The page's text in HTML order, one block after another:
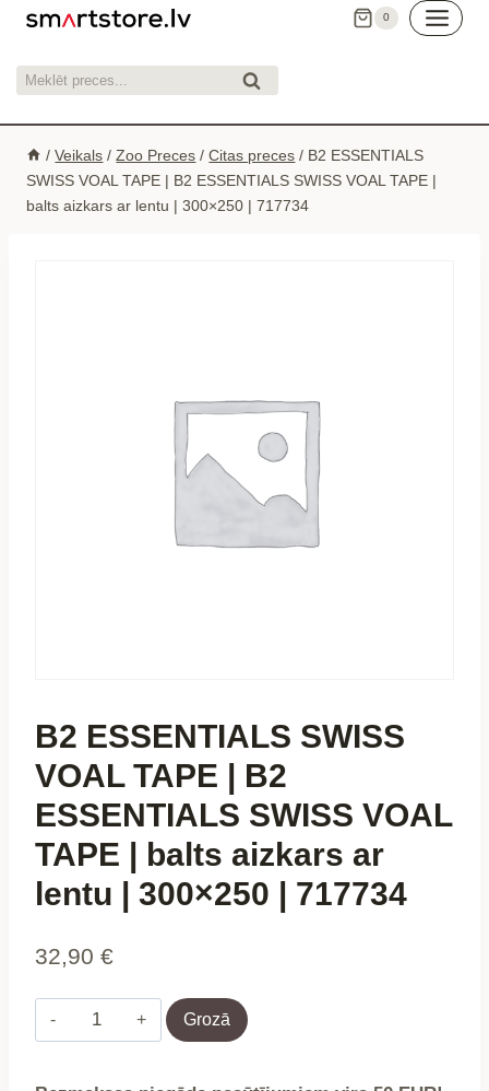
Skip
content
0
Meklēt: Meklēt
/ Veikals / Zoo Preces / Citas preces / B2 ESSENTIALS
SWISS VOAL TAPE | B2 ESSENTIALS SWISS VOAL TAPE |
balts aizkars ar lentu | 300×250 | 717734
B2 ESSENTIALS SWISS
VOAL TAPE | B2
ESSENTIALS SWISS VOAL
TAPE | balts aizkars ar
lentu | 300×250 | 717734
32,90 €
B2
ESSENTIALS
Grozā